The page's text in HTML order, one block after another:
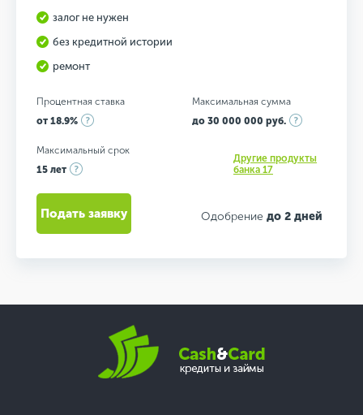
залог не нужен
без кредитной истории
ремонт
Процентная ставка
от 18.9%
Максимальная сумма
до 30 000 000 руб.
Максимальный срок
15 лет
Другие продукты
банка 17
Одобрение до 2 дней
Подать заявку